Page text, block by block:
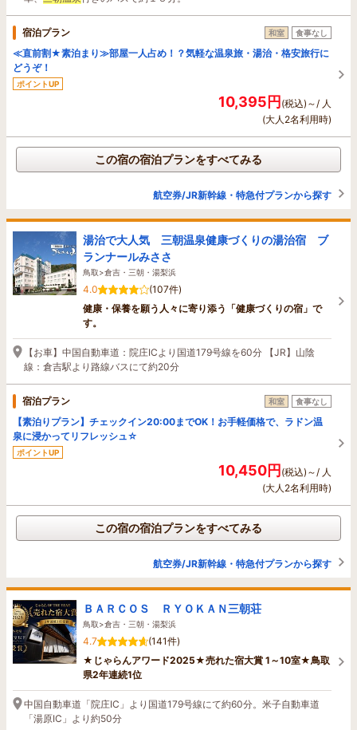
宿泊プラン 和室 食事なし
≪直前割★素泊まり≫部屋一人占め！？気軽な温泉旅・湯治・格安旅行に
どうぞ！
ポイントUP
10,395円(税込)～/ 人
(大人2名利用時)
この宿の宿泊プランをすべてみる
航空券/JR新幹線・特急付プランから探す
湯治で大人気 三朝温泉健康づくりの湯治宿 ブ
ランナールみささ
鳥取>倉吉・三朝・湯梨浜
4.0
(107件)
健康・保養を願う人々に寄り添う「健康づくりの宿」で
す。
【お車】中国自動車道：院庄ICより国道179号線を60分 【JR】山陰
線：倉吉駅より路線バスにて約20分
宿泊プラン 和室 食事なし
【素泊りプラン】チェックイン20:00までOK！お手軽価格で、ラドン温
泉に浸かってリフレッシュ☆
ポイントUP
10,450円(税込)～/ 人
(大人2名利用時)
この宿の宿泊プランをすべてみる
航空券/JR新幹線・特急付プランから探す
ＢＡＲＣＯＳ ＲＹＯＫＡＮ三朝荘
鳥取>倉吉・三朝・湯梨浜
4.7
(141件)
★じゃらんアワード2025★売れた宿大賞 1～10室★鳥取
県2年連続1位
中国自動車道「院庄IC」より国道179号線にて約60分。米子自動車道
「湯原IC」より約50分